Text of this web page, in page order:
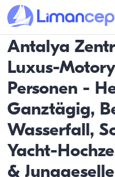
Antalya
Luxus-
Personen -
Ganztägig,
Wasserfall,
Yacht-
&